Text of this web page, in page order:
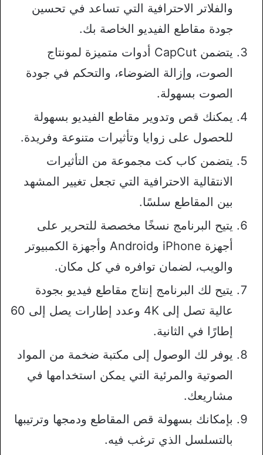
والفلاتر الاحترافية التي تساعد في تحسين
جودة مقاطع الفيديو الخاصة بك.
يتضمن CapCut أدوات متميزة لمونتاج
الصوت، وإزالة الضوضاء، والتحكم في جودة
الصوت بسهولة.
يمكنك قص وتدوير مقاطع الفيديو بسهولة
للحصول على زوايا وتأثيرات متنوعة وفريدة.
يتضمن كاب كت مجموعة من التأثيرات
الانتقالية الاحترافية التي تجعل تغيير المشهد
بين المقاطع سلسًا.
يتيح البرنامج نسخًا مخصصة للتحرير على
أجهزة iPhone وAndroid وأجهزة الكمبيوتر
والويب، لضمان توافره في كل مكان.
يتيح لك البرنامج إنتاج مقاطع فيديو بجودة
عالية تصل إلى 4K وعدد إطارات يصل إلى 60
إطارًا في الثانية.
يوفر لك الوصول إلى مكتبة ضخمة من المواد
الصوتية والمرئية التي يمكن استخدامها في
مشاريعك.
بإمكانك بسهولة قص المقاطع ودمجها وترتيبها
بالتسلسل الذي ترغب فيه.